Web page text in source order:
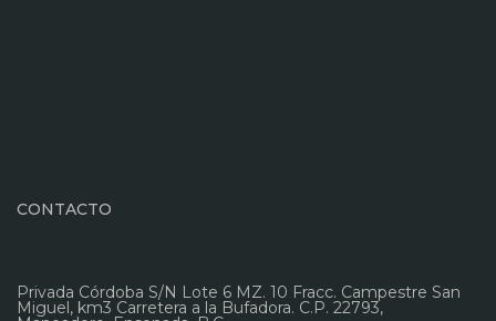
CONTACTO
Privada Córdoba S/N Lote 6 MZ. 10 Fracc. Campestre San
Miguel, km3 Carretera a la Bufadora. C.P. 22793,